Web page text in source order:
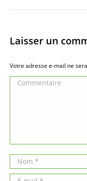
Laisser un
Votre adresse e-mail ne
Commentaire
Nom *
E-mail *